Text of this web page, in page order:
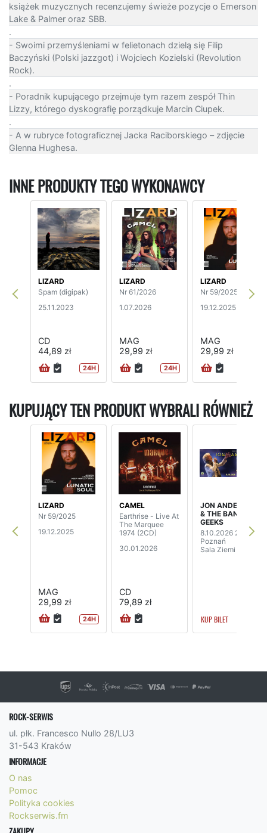
książek muzycznych recenzujemy świeże pozycje o Emerson
Lake & Palmer oraz SBB.
.
- Swoimi przemyśleniami w felietonach dzielą się Filip
Baczyński (Polski jazzgot) i Wojciech Kozielski (Revolution
Rock).
.
- Poradnik kupującego przejmuje tym razem zespół Thin
Lizzy, którego dyskografię porządkuje Marcin Ciupek.
.
- A w rubryce fotograficznej Jacka Raciborskiego – zdjęcie
Glenna Hughesa.
INNE PRODUKTY TEGO WYKONAWCY
LIZARD
Spam (digipak)
25.11.2023
CD
44,89 zł
24H
LIZARD
Nr 61/2026
1.07.2026
MAG
29,99 zł
24H
LIZARD
Nr 59/2025
19.12.2025
MAG
29,99 zł
KUPUJĄCY TEN PRODUKT WYBRALI RÓWNIEŻ
LIZARD
Nr 59/2025
19.12.2025
MAG
29,99 zł
24H
CAMEL
Earthrise - Live At
The Marquee
1974 (2CD)
30.01.2026
CD
79,89 zł
JON ANDERSON
& THE BAND
GEEKS
8.10.2026 20:00
Poznań
Sala Ziemi
KUP BILET
ROCK-SERWIS
ul. płk. Francesco Nullo 28/LU3
31-543 Kraków
INFORMACJE
O nas
Pomoc
Polityka cookies
Rockserwis.fm